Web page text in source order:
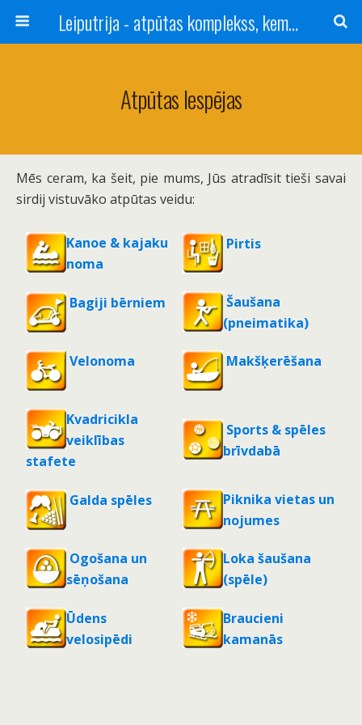
Leiputrija - atpūtas komplekss, kempings, viesu nams pie Rīgas / Camping, caravan site, bed and breakfast near Riga / Camping, caravanas, bungalows Letonia / Campingplatz, Caravanpark, Zimmer in Lettland / Kемпинг и гостевой дом к Риги
Atpūtas Iespējas
Mēs ceram, ka šeit, pie mums, Jūs atradīsit tieši savai
sirdij vistuvāko atpūtas veidu:
Kanoe & kajaku
noma
Pirtis
Bagiji bērniem
Šaušana
(pneimatika)
Velonoma Makšķerēšana
Kvadricikla
veiklības
stafete
Sports & spēles
brīvdabā
Galda spēles
Piknika vietas un
nojumes
Ogošana un
sēņošana
Loka šaušana
(spēle)
Ūdens
velosipēdi
Braucieni
kamanās